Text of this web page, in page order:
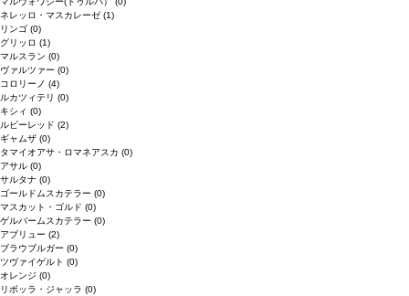
ネレッロ・マスカレーゼ (1)
リンゴ (0)
グリッロ (1)
マルスラン (0)
ヴァルツァー (0)
コロリーノ (4)
ルカツィテリ (0)
キシィ (0)
ルビーレッド (2)
ギャムザ (0)
タマイオアサ・ロマネアスカ (0)
アサル (0)
サルタナ (0)
ゴールドムスカテラー (0)
マスカット・ゴルド (0)
ゲルバームスカテラー (0)
アブリュー (2)
ブラウブルガー (0)
ツヴァイゲルト (0)
オレンジ (0)
リボッラ・ジャッラ (0)